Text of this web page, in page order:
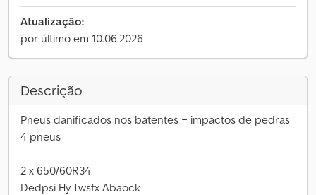
Atualização:
por último em 10.06.2026
Descrição
Pneus danificados nos batentes = impactos de pedras
4 pneus
2 x 650/60R34
Dedpsi Hy Twsfx Abaock